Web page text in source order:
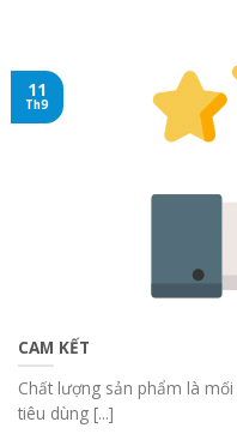
CAM KẾT
Chất lượng sản phẩm là
tiêu dùng [...]
11
Th9